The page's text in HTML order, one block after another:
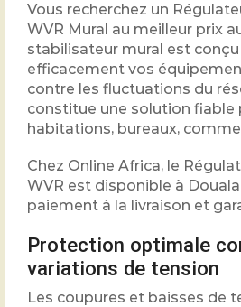
Vous recherchez un
WVR Mural au meilleur prix
stabilisateur mural est
efficacement vos
contre les fluctuations du
constitue une solution fiable
habitations, bureaux,
Chez Online Africa, le
WVR est disponible à
paiement à la livraison et
Protection optimale
variations de tension
Les coupures et baisses de